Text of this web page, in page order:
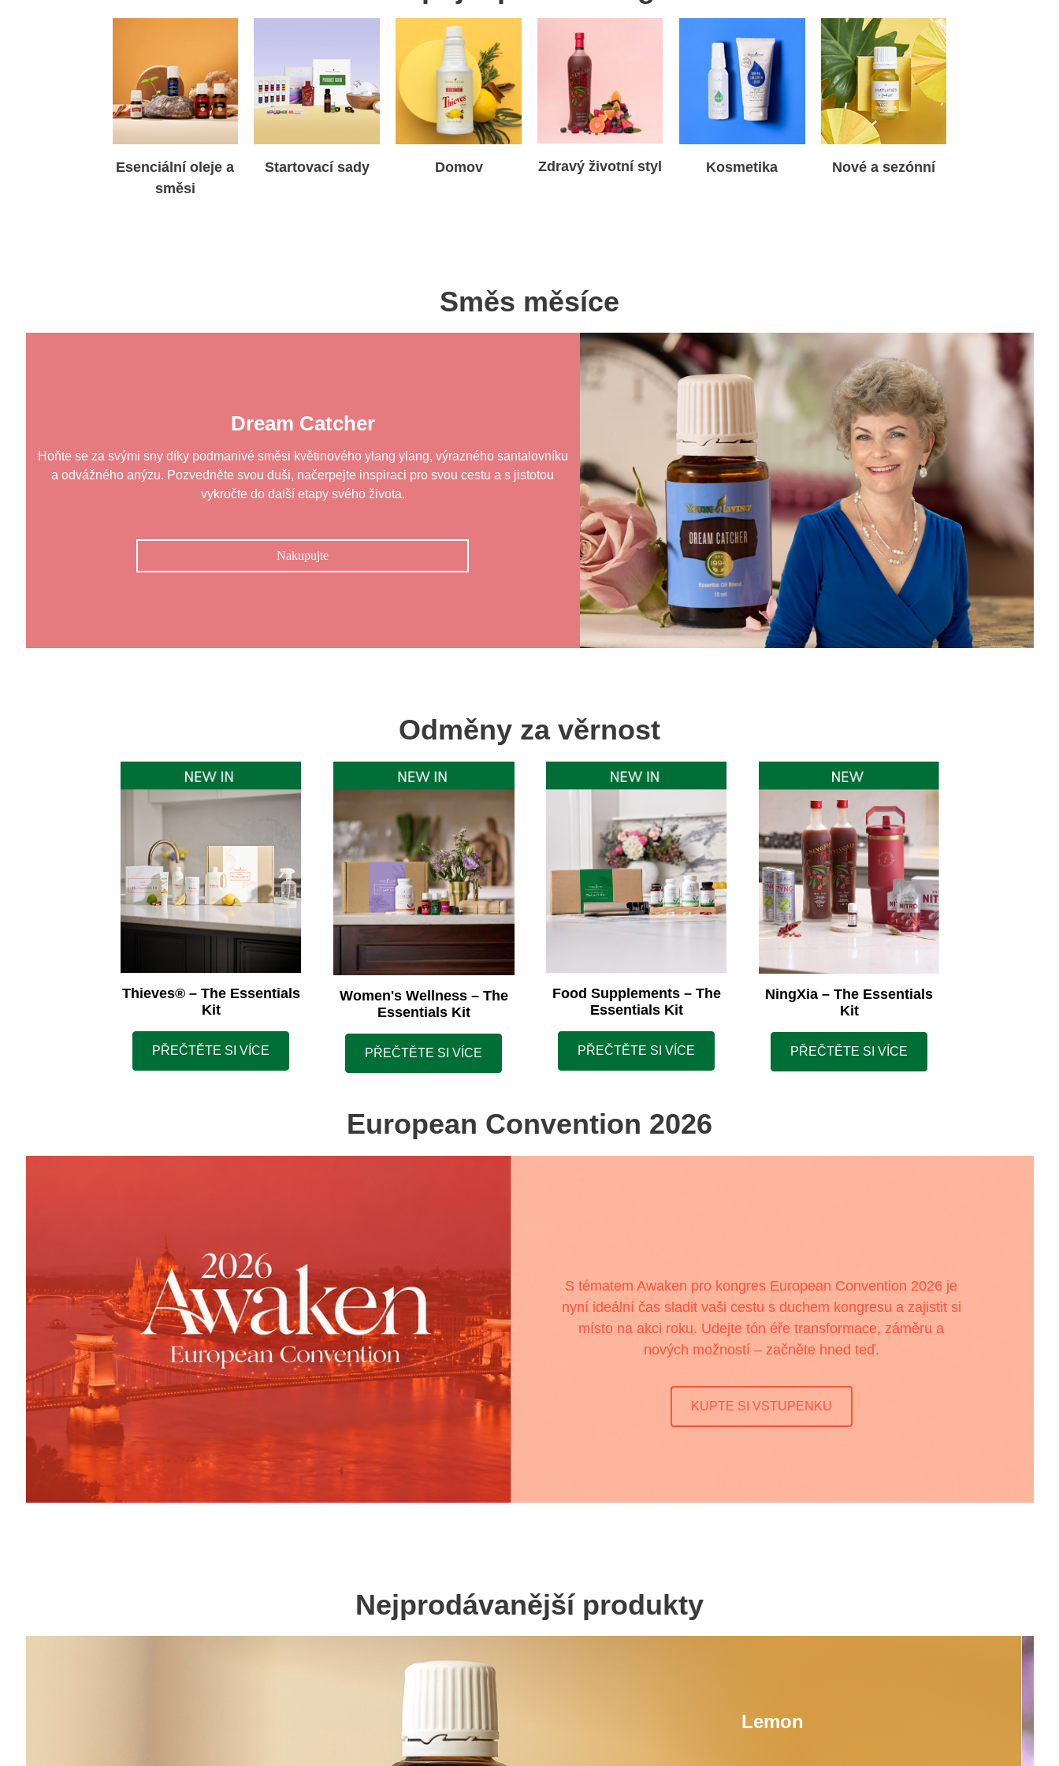
Esenciální oleje a
směsi
Startovací sady Domov Zdravý životní styl Kosmetika Nové a sezónní
Směs měsíce
Dream Catcher
Hoňte se za svými sny díky podmanivé směsi květinového ylang ylang, výrazného santalovníku
a odvážného anýzu. Pozvedněte svou duši, načerpejte inspiraci pro svou cestu a s jistotou
vykročte do další etapy svého života.
Nakupujte
Odměny za věrnost
Thieves® – The Essentials
Kit
PŘEČTĚTE SI VÍCE
Women's Wellness – The
Essentials Kit
PŘEČTĚTE SI VÍCE
Food Supplements – The
Essentials Kit
PŘEČTĚTE SI VÍCE
NingXia – The Essentials
Kit
PŘEČTĚTE SI VÍCE
European Convention 2026
S tématem Awaken pro kongres European Convention 2026 je
nyní ideální čas sladit vaši cestu s duchem kongresu a zajistit si
místo na akci roku. Udejte tón éře transformace, záměru a
nových možností – začněte hned teď.
KUPTE SI VSTUPENKU
Nejprodávanější produkty
Lemon